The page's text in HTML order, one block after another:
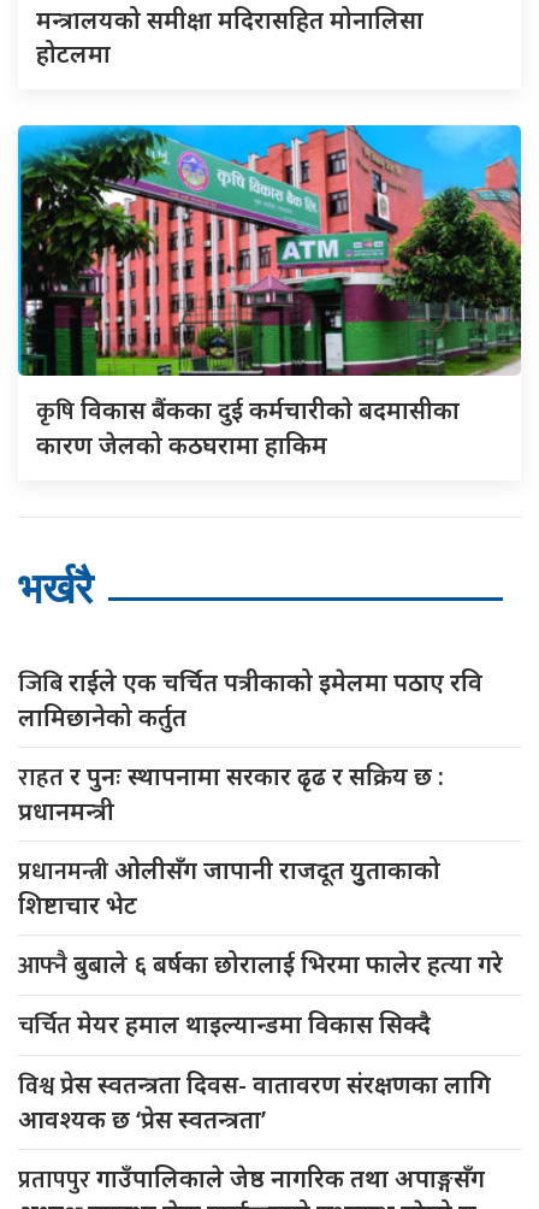
मन्त्रालयको समीक्षा मदिरासहित मोनालिसा
होटलमा
कृषिविकास बैंकका दुई कर्मचारीकाे बदमासीका
कारण जेलको कठघरामा हाकिम
भर्खरै
जिबिराईले एक चर्चित पत्रीकाको इमेलमा पठाए रवि
लामिछानेको कर्तुत
राहतर पुनः स्थापनामा सरकार ढृढ र सक्रिय छ :
प्रधानमन्त्री
प्रधानमन्त्रीओलीसँग जापानी राजदूत युुताकाको
शिष्टाचार भेट
आफ्नैबुबाले ६ बर्षका छोरालाई भिरमा फालेर हत्या गरे
चर्चितमेयर हमाल थाइल्यान्डमा विकास सिक्दै
विश्वप्रेस स्वतन्त्रता दिवस- वातावरण संरक्षणका लागि
आवश्यक छ ‘प्रेस स्वतन्त्रता’
प्रतापपुरगाउँपालिकाले जेष्ठ नागरिक तथा अपाङ्गसँग